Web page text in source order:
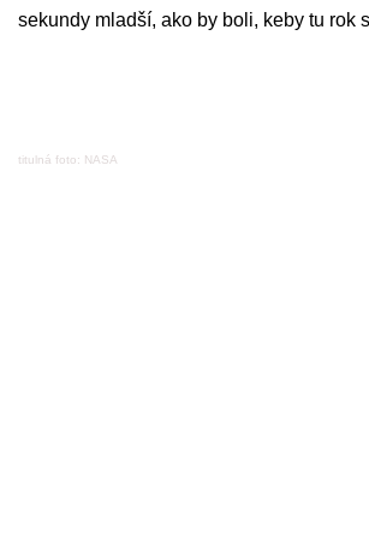
sekundy mladší, ako by boli, keby tu rok
titulná foto: NASA